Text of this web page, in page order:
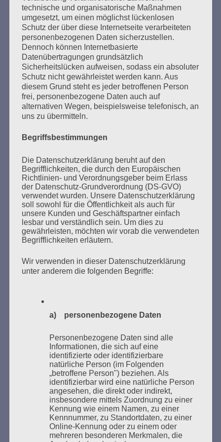
auseinanderzusetzen, bevor es wieder zu spät ist
für eine Gegenwehr gegen rechts.
Esther Bejarano - 3. Januar 2019
NACH:
MARATHONLESUNG AUS DEN
VERBRANNTEN BÜCHERN
Zum 26. Mal gibt es eine Marathonlesung anlässlich
Kaifu-Ufer – genau an dem Ort, wo im Mai 1933 NS-
Studentenorganisationen und Burschenschaftler
Bücher verbrannten.
Weitere Informationen:lesezeichen-setzen.de
GEDENKEN UND ERINNERN BEGINNT IN
technische und organisatorische Maßnahmen
umgesetzt, um einen möglichst lückenlosen
Schutz der über diese Internetseite verarbeiteten
personenbezogenen Daten sicherzustellen.
Dennoch können Internetbasierte
Datenübertragungen grundsätzlich
Sicherheitslücken aufweisen, sodass ein absoluter
Schutz nicht gewährleistet werden kann. Aus
diesem Grund steht es jeder betroffenen Person
frei, personenbezogene Daten auch auf
alternativen Wegen, beispielsweise telefonisch, an
uns zu übermitteln.
Begriffsbestimmungen
Die Datenschutzerklärung beruht auf den
Begrifflichkeiten, die durch den Europäischen
Richtlinien- und Verordnungsgeber beim Erlass
der Datenschutz-Grundverordnung (DS-GVO)
verwendet wurden. Unsere Datenschutzerklärung
soll sowohl für die Öffentlichkeit als auch für
unsere Kunden und Geschäftspartner einfach
lesbar und verständlich sein. Um dies zu
gewährleisten, möchten wir vorab die verwendeten
Begrifflichkeiten erläutern.
Wir verwenden in dieser Datenschutzerklärung
unter anderem die folgenden Begriffe:
a) personenbezogene Daten
Personenbezogene Daten sind alle
Informationen, die sich auf eine
identifizierte oder identifizierbare
natürliche Person (im Folgenden
„betroffene Person") beziehen. Als
identifizierbar wird eine natürliche Person
angesehen, die direkt oder indirekt,
insbesondere mittels Zuordnung zu einer
Kennung wie einem Namen, zu einer
Kennnummer, zu Standortdaten, zu einer
Online-Kennung oder zu einem oder
mehreren besonderen Merkmalen, die